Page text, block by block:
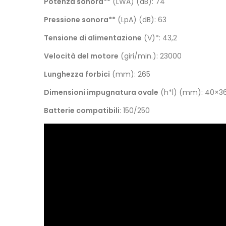
Pressione sonora** (LpA) (dB): 63
Tensione di alimentazione (V)*: 43,2
Velocità del motore (giri/min.): 23000
Lunghezza forbici (mm): 265
Dimensioni impugnatura ovale (h*l) (mm):
Batterie compatibili: 150/250